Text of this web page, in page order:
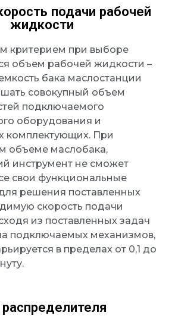
подачи рабочей
жидкости
критерием при выборе
объем рабочей жидкости –
бака маслостанции
совокупный объем
подключаемого
оборудования и
комплектующих. При
объеме маслобака,
инструмент не сможет
свои функциональные
решения поставленных
скорость подачи
из поставленных задач
подключаемых механизмов,
в пределах от 0,1 до